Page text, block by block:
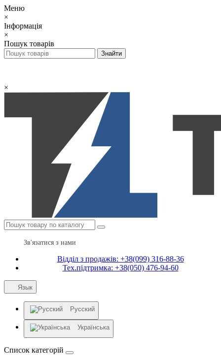
Меню
×
Інформація
×
Пошук товарів
×
Зв'язатися з нами
Відділ з продажів: +38(099) 316-88-36
Тех.підтримка: +38(050) 476-94-60
Язык
Русский
Українська
Список категорій